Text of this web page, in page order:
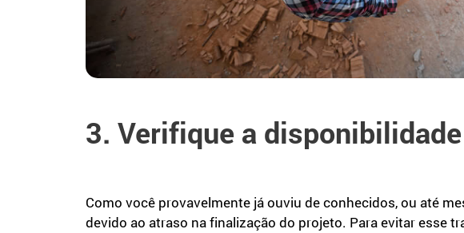
3. Verifique a
Como você provavelmente já ouviu de conhecidos, ou até
devido ao atraso na finalização do projeto. Para evitar esse